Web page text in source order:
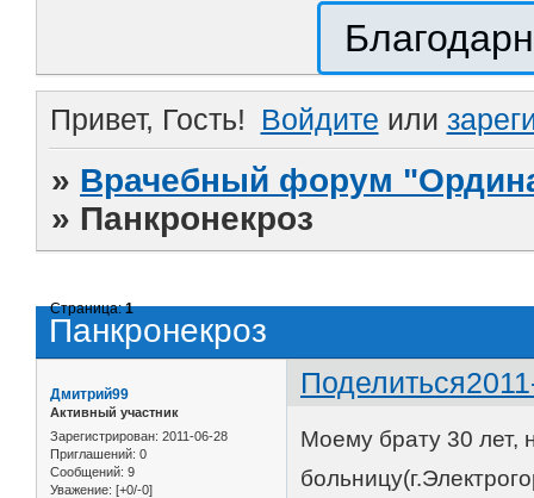
Привет, Гость! Войдите или
» Врачебный форум
» Панкронекроз
Панкронекроз
Страница:1
Поделиться
Дмитрий99
Активный участник
Зарегистрирован: 2011-06-28
Приглашений: 0
Сообщений: 9
Уважение: [+0/-0]
Моему брату 30 лет,